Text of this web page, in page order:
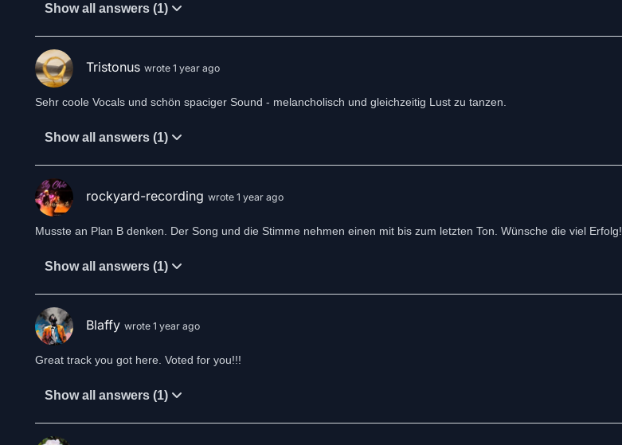
Show all answers (1)
Tristonus wrote 1 year ago
Sehr coole Vocals und schön spaciger Sound - melancholisch und gleichzeitig Lust zu tanzen.
Show all answers (1)
rockyard-recording wrote 1 year ago
Musste an Plan B denken. Der Song und die Stimme nehmen einen mit bis zum letzten Ton. Wünsche die viel Erfolg!
Show all answers (1)
Blaffy wrote 1 year ago
Great track you got here. Voted for you!!!
Show all answers (1)